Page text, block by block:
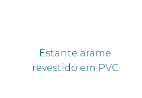
Estante arame
revestido em PVC